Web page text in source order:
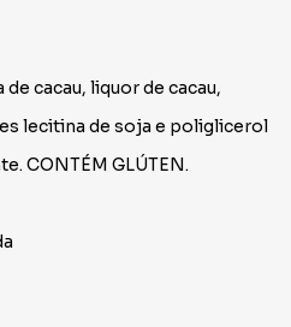
cacau, liquor de cacau,
lecitina de soja e poliglicerol
CONTÉM GLÚTEN.